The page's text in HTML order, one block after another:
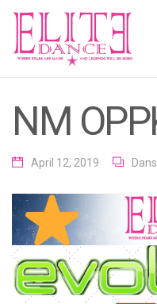
NM
April 12, 2019